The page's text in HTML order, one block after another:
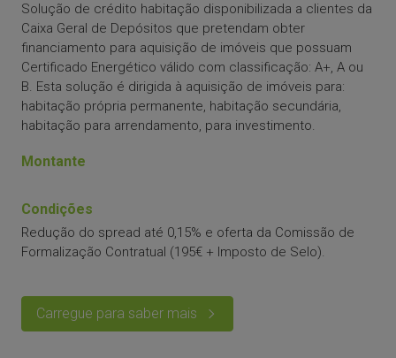
Solução de crédito habitação disponibilizada a clientes da
Caixa Geral de Depósitos que pretendam obter
financiamento para aquisição de imóveis que possuam
Certificado Energético válido com classificação: A+, A ou
B. Esta solução é dirigida à aquisição de imóveis para:
habitação própria permanente, habitação secundária,
habitação para arrendamento, para investimento.
Montante
Condições
Redução do spread até 0,15% e oferta da Comissão de
Formalização Contratual (195€ + Imposto de Selo).
Carregue para saber mais